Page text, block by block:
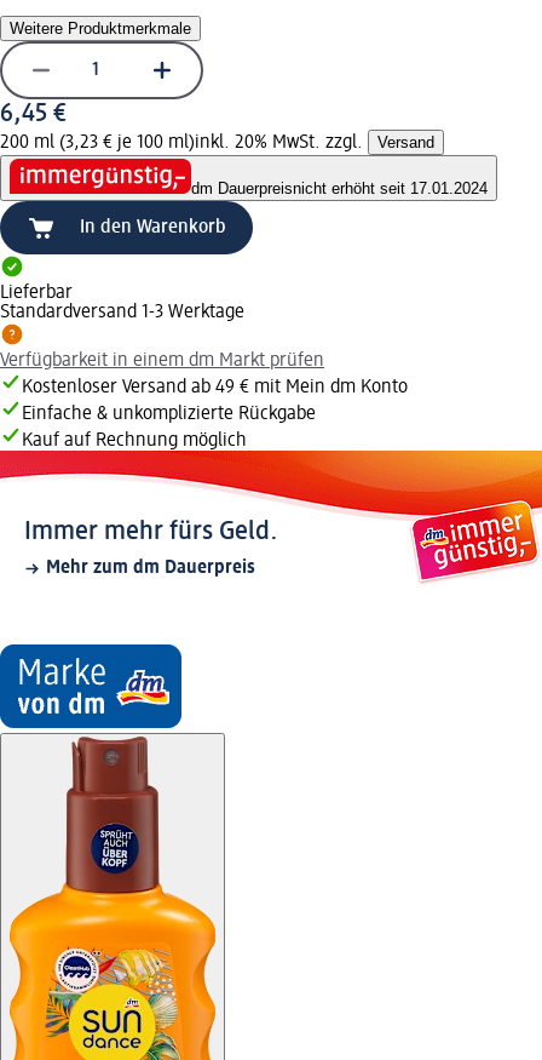
Weitere Produktmerkmale
6,45 €
200 ml (3,23 € je 100 ml)inkl. 20% MwSt. zzgl. Versand
dm Dauerpreisnicht erhöht seit 17.01.2024
In den Warenkorb
Lieferbar
Standardversand 1-3 Werktage
Verfügbarkeit in einem dm Markt prüfen
Kostenloser Versand ab 49 € mit Mein dm Konto
Einfache & unkomplizierte Rückgabe
Kauf auf Rechnung möglich
Immer mehr fürs Geld.
Mehr zum dm Dauerpreis